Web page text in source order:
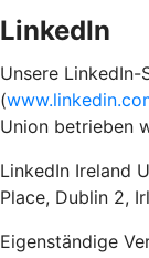
LinkedIn
Unsere
(
Union betrieben
LinkedIn Ireland
Place, Dublin 2,
Eigenständige